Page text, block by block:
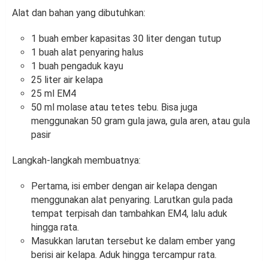
Alat dan bahan yang dibutuhkan:
1 buah ember kapasitas 30 liter dengan tutup
1 buah alat penyaring halus
1 buah pengaduk kayu
25 liter air kelapa
25 ml EM4
50 ml molase atau tetes tebu. Bisa juga
menggunakan 50 gram gula jawa, gula aren, atau gula
pasir
Langkah-langkah membuatnya:
Pertama, isi ember dengan air kelapa dengan
menggunakan alat penyaring. Larutkan gula pada
tempat terpisah dan tambahkan EM4, lalu aduk
hingga rata.
Masukkan larutan tersebut ke dalam ember yang
berisi air kelapa. Aduk hingga tercampur rata.